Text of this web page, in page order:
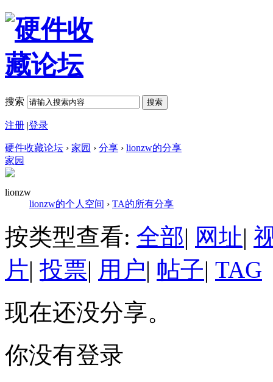
搜索 搜索
注册 |登录
硬件收藏论坛 › 家园 › 分享 › lionzw的分享
家园
lionzw
lionzw的个人空间 › TA的所有分享
按类型查看: 全部| 网址|
片| 投票| 用户| 帖子| TAG
现在还没分享。
你没有登录